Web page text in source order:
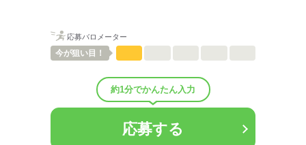
基本給には他手当も含む
■受動喫煙防止措置：
応募する
応募バロメーター
今が狙い目！
約1分でかんたん入力
応募する